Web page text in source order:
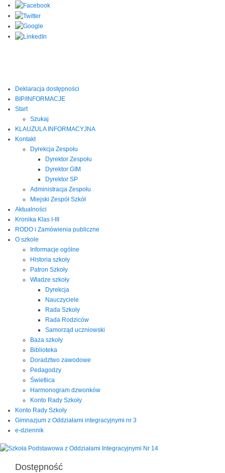
Deklaracja dostępności
BIP/INFORMACJE
Start
Szukaj
KLAUZULA INFORMACYJNA
Kontakt
Dyrekcja Zespołu
Dyrektor Zespołu
Dyrektor GIM
Dyrektor SP
Administracja Zespołu
Miejski Zespół Szkół
Aktualności
Kronika Klas I-III
RODO i Zamówienia publiczne
O szkole
Informacje ogólne
Historia szkoły
Patron Szkoły
Władze szkoły
Dyrekcja
Nauczyciele
Rada Szkoły
Rada Rodziców
Samorząd uczniowski
Baza szkoły
Biblioteka
Doradztwo zawodowe
Pedagodzy
Świetlica
Harmonogram dzwonków
Konto Rady Szkoły
Konto Rady Szkoły
Gimnazjum z Oddziałami integracyjnymi nr 3
e-dziennik
Dostępność